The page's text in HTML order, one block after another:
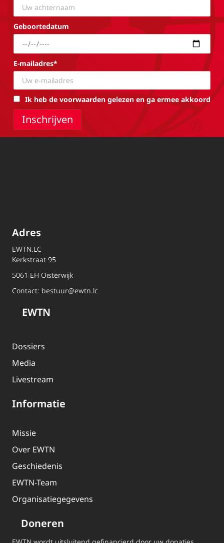
Geboortedatum
E-mailadres*
Ik heb de voorwaarden gelezen en ga ermee akkoord
Adres
EWTN.LC
Kerkstraat 95
5061 EH Oisterwijk
Contact: bestuur@ewtn.lc
EWTN
Dossiers
Media
Livestream
Informatie
Missie
Over EWTN
Geschiedenis
EWTN-Team
Organisatiegegevens
Doneren